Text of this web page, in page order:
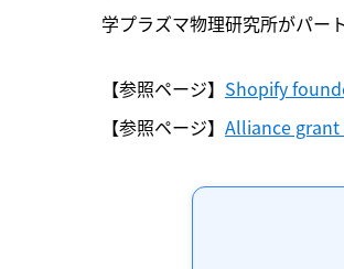
学プラズマ物理研究所がパー
【参照ページ】 Shopify
【参照ページ】 Alliance grant